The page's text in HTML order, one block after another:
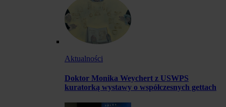
Aktualności
Doktor Monika Weychert z USWPS
kuratorką wystawy o współczesnych gettach